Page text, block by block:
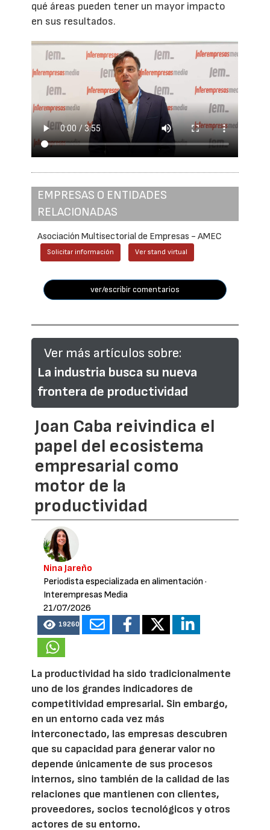
qué áreas pueden tener un mayor impacto
en sus resultados.
EMPRESAS O ENTIDADES
RELACIONADAS
Asociación Multisectorial de Empresas - AMEC
Solicitar información Ver stand virtual
ver/escribir comentarios
Ver más artículos sobre:
La industria busca su nueva
frontera de productividad
Joan Caba reivindica el
papel del ecosistema
empresarial como
motor de la
productividad
Nina Jareño
Periodista especializada en alimentación ·
Interempresas Media
21/07/2026
19260
La productividad ha sido tradicionalmente
uno de los grandes indicadores de
competitividad empresarial. Sin embargo,
en un entorno cada vez más
interconectado, las empresas descubren
que su capacidad para generar valor no
depende únicamente de sus procesos
internos, sino también de la calidad de las
relaciones que mantienen con clientes,
proveedores, socios tecnológicos y otros
actores de su entorno.